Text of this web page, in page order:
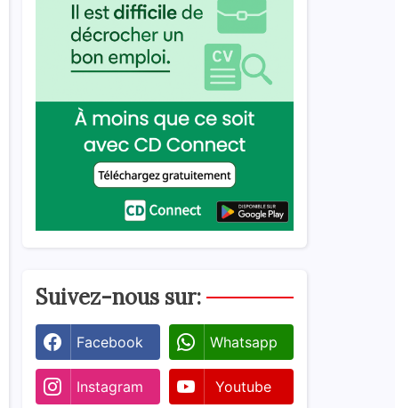
Suivez-nous sur:
Facebook Whatsapp
Instagram Youtube